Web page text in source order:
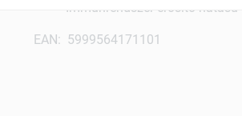
Immunrendszer erősítő hatású
EAN: 5999564171101